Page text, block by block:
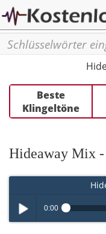
Beste
Klingeltöne
Hideaway Mix -
0:00